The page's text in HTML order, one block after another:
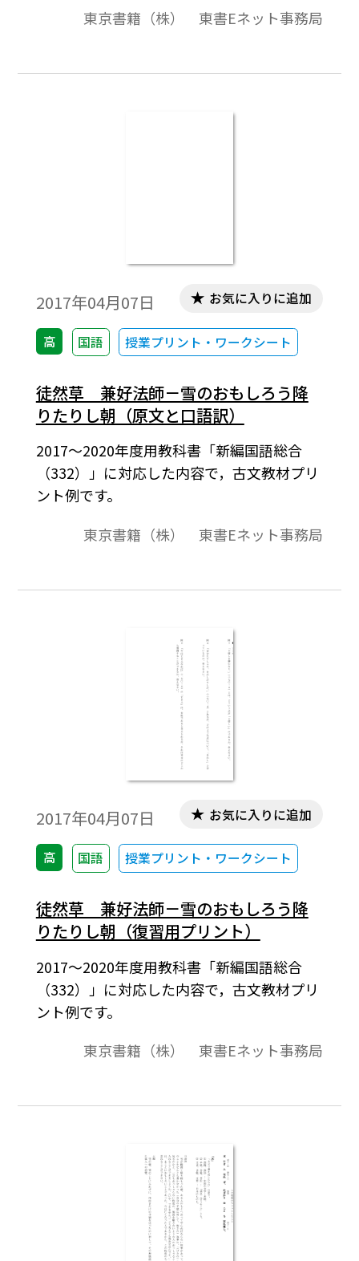
東京書籍（株） 東書Eネット事務局
2017年04月07日
高 国語 授業プリント・ワークシート
お気に入りに追加
徒然草 兼好法師－雪のおもしろう降
りたりし朝（原文と口語訳）
2017～2020年度用教科書「新編国語総合
（332）」に対応した内容で，古文教材プリ
ント例です。
東京書籍（株） 東書Eネット事務局
2017年04月07日
高 国語 授業プリント・ワークシート
お気に入りに追加
徒然草 兼好法師－雪のおもしろう降
りたりし朝（復習用プリント）
2017～2020年度用教科書「新編国語総合
（332）」に対応した内容で，古文教材プリ
ント例です。
東京書籍（株） 東書Eネット事務局